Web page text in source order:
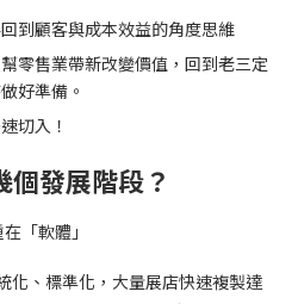
到顧客與成本效益的角度思維
零售業帶新改變價值，回到老三定
好準備。
切入！
發展階段？
在「軟體」
化、標準化，大量展店快速複製達